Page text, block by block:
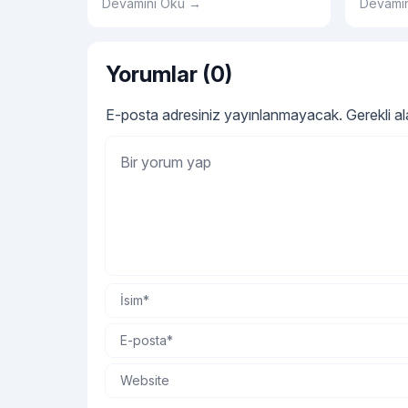
alanı oluşturabilirsiniz.
Devamını Oku →
Yorumlar (0)
E-posta adresiniz yayınlanmayacak. Gerekli